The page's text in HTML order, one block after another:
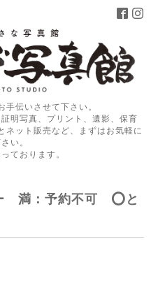
手伝いさせて下さい。
明写真、プリント、遺影、保育
ネット販売など、まずはお気軽に
い。
ております。
満：予約不可 ⭕️と